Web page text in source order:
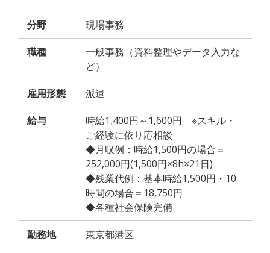
分野 現場事務
職種
一般事務（資料整理やデータ入力な
ど）
雇用形態 派遣
給与
時給1,400円～1,600円 ※スキル・
ご経験に依り応相談
◆月収例：時給1,500円の場合＝
252,000円(1,500円×8h×21日)
◆残業代例：基本時給1,500円・10
時間の場合＝18,750円
◆各種社会保険完備
勤務地 東京都港区